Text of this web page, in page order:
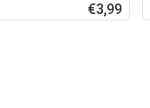
€3,99